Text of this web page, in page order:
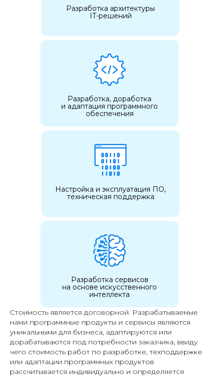
Разработка архитектуры
IT-решений
Разработка, доработка
и адаптация программного
обеспечения
Настройка и эксплуатация ПО,
техническая поддержка
Разработка сервисов
на основе искусственного
интеллекта
Стоимость является договорной. Разрабатываемые
нами программные продукты и сервисы являются
уникальными для бизнеса, адаптируются или
дорабатываются под потребности заказчика, ввиду
чего стоимость работ по разработке, техподдержке
или адаптации программных продуктов
рассчитывается индивидуально и определяется